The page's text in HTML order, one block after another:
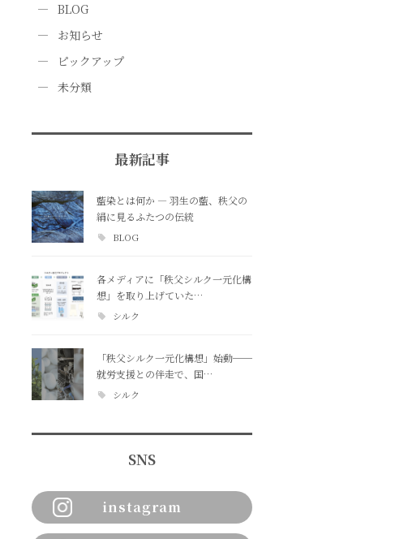
BLOG
お知らせ
ピックアップ
未分類
最新記事
藍染とは何か ― 羽生の藍、秩父の
絹に見るふたつの伝統
BLOG
各メディアに「秩父シルク一元化構
想」を取り上げていた…
シルク
「秩父シルク一元化構想」始動──
就労支援との伴走で、国…
シルク
SNS
instagram